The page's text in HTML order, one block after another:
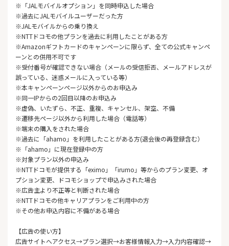
※「JALモバイルオプション」を同時申込した場合
※過去にJALモバイルユーザーだった方
※JALモバイルからの乗り換え
※NTTドコモの他プランを過去に利用したことがある方
※Amazonギフトカードのキャンペーンに限らず、全ての公式キャンペ
ーンとの併用不可です
※受付番号が確認できない場合（メールの受信拒否、メールアドレスが
誤っている、迷惑メールに入っている等）
※本キャンペーンページ以外からのお申込み
※同一IPからの2回目以降のお申込み
※虚偽、いたずら、不正、重複、キャンセル、架空、不備
※遷移先ページ以外から利用した場合（電話等）
※端末の購入をされた場合
※過去に「ahamo」を利用したことがある方(退会後の再登録含む）
※「ahamo」に現在登録中の方
※対象プラン以外の申込み
※NTTドコモが提供する「eximo」「irumo」等からのプラン変更、オ
プション変更、ドコモショップで申込みされた場合
※広告主より不正等と判断された場合
※NTTドコモの他キャリアプランをご利用中の方
※その他お申込内容に不備がある場合
【広告の使い方】
広告サイトへアクセス→プラン選択→お客様情報入力→入力内容確認→